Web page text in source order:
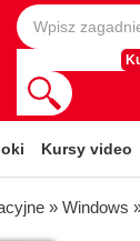
Kursy video
» Windows